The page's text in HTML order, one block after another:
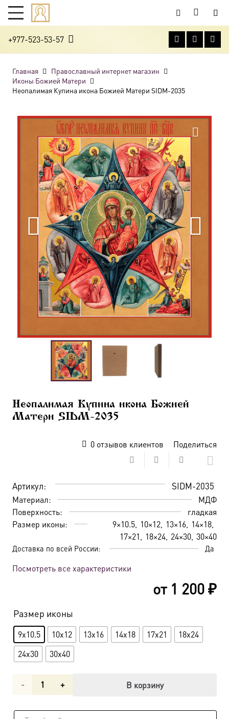
+977-523-53-57
Главная
Православный интернет магазин
Иконы Божией Матери
Неопалимая Купина икона Божией Матери SIDM-2035
Неопалимая Купина икона Божией
Матери SIDM-2035
0отзывов клиентов Поделиться
Артикул: SIDM-2035
Материал:
МДФ
Поверхность:
гладкая
Размер иконы:
9×10.5 10×12 13×16 14×18
17×21
18×24 24×30 30×40
Доставка по всей России: Да
Посмотреть все характеристики
от 1 200₽
Размер иконы
9x10.5 10x12 13x16 14x18 17x21
18x24
24x30
30x40
Количество
В корзину